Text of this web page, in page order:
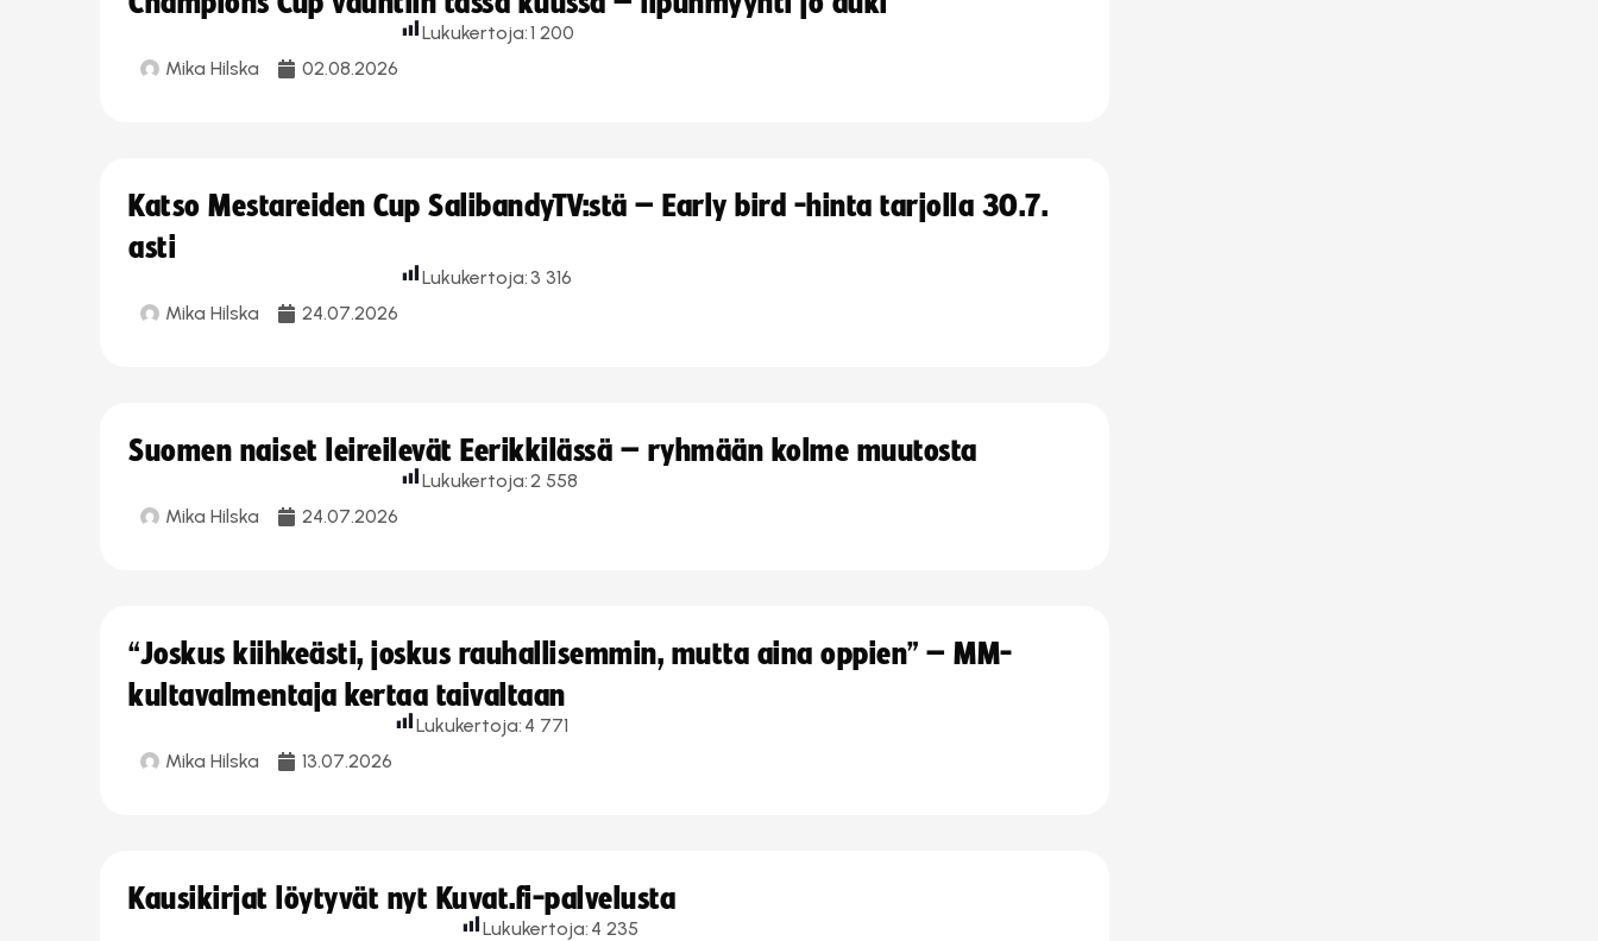
Mika Hilska 02.08.2026
Lukukertoja:1 200
Katso Mestareiden Cup SalibandyTV:stä – Early bird -hinta tarjolla 30.7.
asti
Mika Hilska 24.07.2026
Lukukertoja: 3 316
Suomen naiset leireilevät Eerikkilässä – ryhmään kolme muutosta
Mika Hilska 24.07.2026
Lukukertoja:2 558
“Joskus kiihkeästi, joskus rauhallisemmin, mutta aina oppien” – MM-
kultavalmentaja kertaa taivaltaan
Mika Hilska 13.07.2026
Lukukertoja: 4 771
Kausikirjat löytyvät nyt Kuvat.fi-palvelusta
Lukukertoja: 4 235